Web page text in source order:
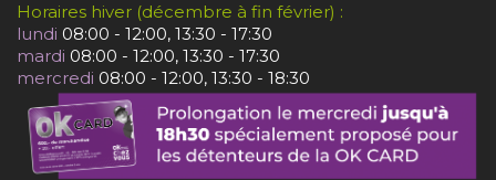
Horaires hiver (décembre à fin février) :
lundi 08:00 - 12:00, 13:30 - 17:30
mardi 08:00 - 12:00, 13:30 - 17:30
mercredi 08:00 - 12:00, 13:30 - 18:30